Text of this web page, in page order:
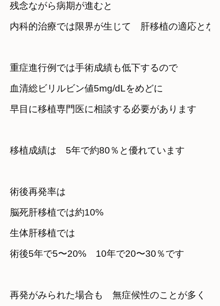
残念ながら病期が進むと
内科的治療では限界が生じて　肝移植の適応とな
重症進行例では手術成績も低下するので
血清総ビリルビン値5mg/dLをめどに
早目に移植専門医に相談する必要があります
移植成績は　5年で約80％と優れています
術後再発率は
脳死肝移植では約10%
生体肝移植では
術後5年で5〜20%　10年で20〜30％です
再発がみられた場合も　無症候性のことが多く